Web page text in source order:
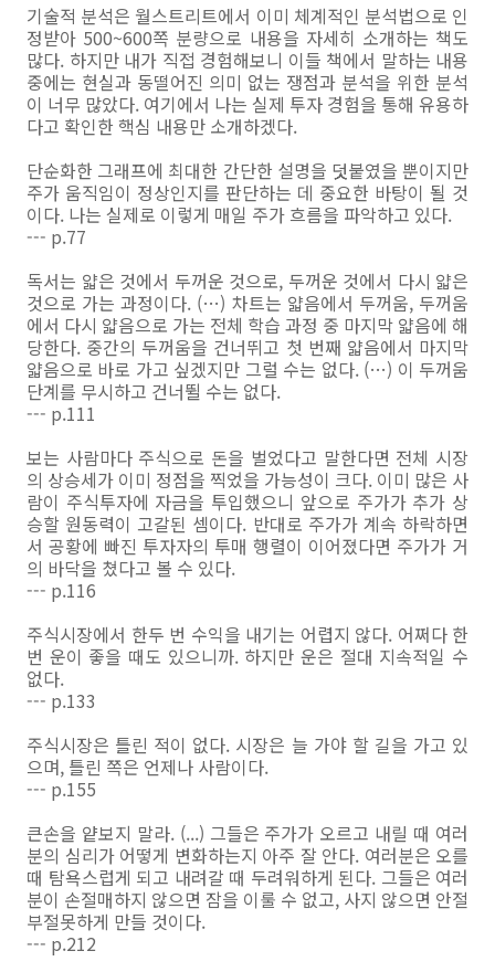
기술적 분석은 월스트리트에서 이미 체계적인 분석법으로 인
정받아 500~600쪽 분량으로 내용을 자세히 소개하는 책도
많다. 하지만 내가 직접 경험해보니 이들 책에서 말하는 내용
중에는 현실과 동떨어진 의미 없는 쟁점과 분석을 위한 분석
이 너무 많았다. 여기에서 나는 실제 투자 경험을 통해 유용하
다고 확인한 핵심 내용만 소개하겠다.
단순화한 그래프에 최대한 간단한 설명을 덧붙였을 뿐이지만
주가 움직임이 정상인지를 판단하는 데 중요한 바탕이 될 것
이다. 나는 실제로 이렇게 매일 주가 흐름을 파악하고 있다.
--- p.77
독서는 얇은 것에서 두꺼운 것으로, 두꺼운 것에서 다시 얇은
것으로 가는 과정이다. (…) 차트는 얇음에서 두꺼움, 두꺼움
에서 다시 얇음으로 가는 전체 학습 과정 중 마지막 얇음에 해
당한다. 중간의 두꺼움을 건너뛰고 첫 번째 얇음에서 마지막
얇음으로 바로 가고 싶겠지만 그럴 수는 없다. (…) 이 두꺼움
단계를 무시하고 건너뛸 수는 없다.
--- p.111
보는 사람마다 주식으로 돈을 벌었다고 말한다면 전체 시장
의 상승세가 이미 정점을 찍었을 가능성이 크다. 이미 많은 사
람이 주식투자에 자금을 투입했으니 앞으로 주가가 추가 상
승할 원동력이 고갈된 셈이다. 반대로 주가가 계속 하락하면
서 공황에 빠진 투자자의 투매 행렬이 이어졌다면 주가가 거
의 바닥을 쳤다고 볼 수 있다.
--- p.116
주식시장에서 한두 번 수익을 내기는 어렵지 않다. 어쩌다 한
번 운이 좋을 때도 있으니까. 하지만 운은 절대 지속적일 수
없다.
--- p.133
주식시장은 틀린 적이 없다. 시장은 늘 가야 할 길을 가고 있
으며, 틀린 쪽은 언제나 사람이다.
--- p.155
큰손을 얕보지 말라. (...) 그들은 주가가 오르고 내릴 때 여러
분의 심리가 어떻게 변화하는지 아주 잘 안다. 여러분은 오를
때 탐욕스럽게 되고 내려갈 때 두려워하게 된다. 그들은 여러
분이 손절매하지 않으면 잠을 이룰 수 없고, 사지 않으면 안절
부절못하게 만들 것이다.
--- p.212